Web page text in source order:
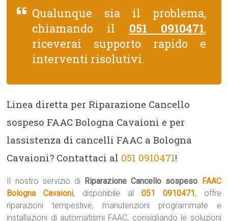
Qualunque sia il problema,
chiamando il 051 0910471,
riceverai supporto rapido e
interventi risolutivi.
Linea diretta per Riparazione Cancello
sospeso FAAC Bologna Cavaioni e per
lassistenza di cancelli FAAC a Bologna
Cavaioni? Contattaci al 051 0910471!
Il nostro servizio di Riparazione Cancello sospeso FAAC
Bologna Cavaioni, disponibile al 051 0910471, offre
riparazioni tempestive, manutenzioni programmate e
installazioni di automatismi FAAC, consigliando le soluzioni